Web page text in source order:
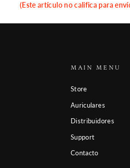
(Este artículo no califica para
MAIN MENU
Store
Auriculares
Distribuidores
Support
Contacto